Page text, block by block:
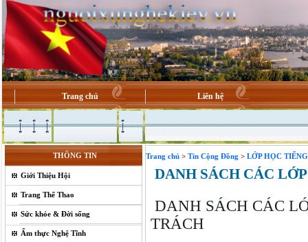
Trang chủ Liên hệ
THÔNG TIN
Giới Thiệu Hội
Trang Thể Thao
Sức khỏe & Đời sống
Ẩm thực Nghệ Tĩnh
Trang chủ > Tin Cộng Đồng > LỚP HỌC
DANH SÁCH CÁC
DANH SÁCH CÁC
TRÁCH